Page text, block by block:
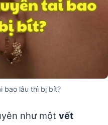
bao lâu thì bị bít?
như một vết